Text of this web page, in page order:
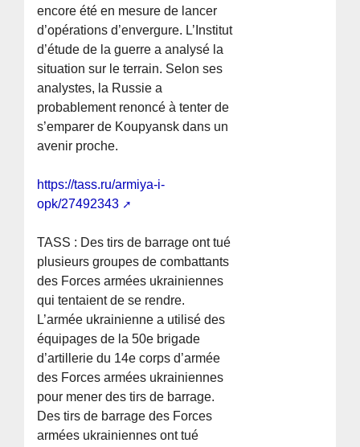
encore été en mesure de lancer
d’opérations d’envergure. L’Institut
d’étude de la guerre a analysé la
situation sur le terrain. Selon ses
analystes, la Russie a
probablement renoncé à tenter de
s’emparer de Koupyansk dans un
avenir proche.
https://tass.ru/armiya-i-
opk/27492343
TASS : Des tirs de barrage ont tué
plusieurs groupes de combattants
des Forces armées ukrainiennes
qui tentaient de se rendre.
L’armée ukrainienne a utilisé des
équipages de la 50e brigade
d’artillerie du 14e corps d’armée
des Forces armées ukrainiennes
pour mener des tirs de barrage.
Des tirs de barrage des Forces
armées ukrainiennes ont tué